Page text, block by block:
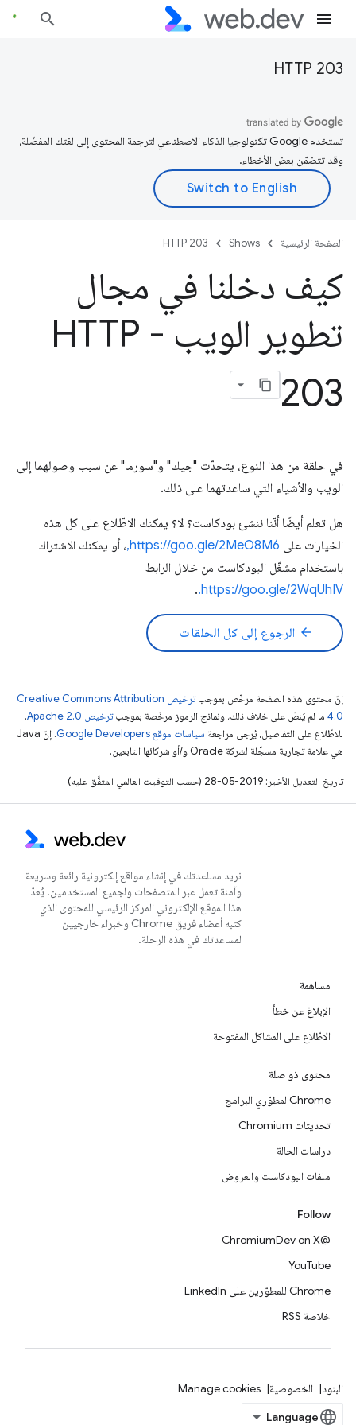
HTTP 203
تستخدم Google تكنولوجيا الذكاء الاصطناعي لترجمة المحتوى إلى لغتك المفضّلة،
وقد تتضمّن بعض الأخطاء.
الصفحة الرئيسية Shows
HTTP 203
كيف دخلنا في مجال
تطوير الويب - HTTP
203
في حلقة من هذا النوع، يتحدّث "جيك" و"سورما" عن سبب وصولهما إلى
الويب والأشياء التي ساعدتهما على ذلك.
هل تعلم أيضًا أنّنا ننشئ بودكاست؟ لا؟ يمكنك الاطّلاع على كل هذه
الخيارات على https://goo.gle/2MeO8M6, ، أو يمكنك الاشتراك
باستخدام مشغّل البودكاست من خلال الرابط
https://goo.gle/2WqUhIV.
.
arrow_back الرجوع إلى كل الحلقات
إنّ محتوى هذه الصفحة مرخّص بموجب
ترخيص Creative Commons Attribution
4.0‏ ما لم يُنصّ على خلاف ذلك، ونماذج الرموز مرخّصة بموجبترخيص Apache 2.0‏
.
للاطّلاع على التفاصيل، يُرجى مراجعة سياسات موقع Google Developers‏
. إنّ Java
هي علامة تجارية مسجَّلة لشركة Oracle و/أو شركائها التابعين.
تاريخ التعديل الأخير: 2019-05-28 (حسب التوقيت العالمي المتفَّق عليه)
نريد مساعدتك في إنشاء مواقع إلكترونية رائعة وسريعة
وآمنة تعمل عبر المتصفحات ولجميع المستخدمين. يُعدّ
هذا الموقع الإلكتروني المركز الرئيسي للمحتوى الذي
كتبه أعضاء فريق Chrome وخبراء خارجيين
لمساعدتك في هذه الرحلة.
مساهمة
الإبلاغ عن خطأ
الاطّلاع على المشاكل المفتوحة
محتوى ذو صلة
Chrome لمطوّري البرامج
تحديثات Chromium
دراسات الحالة
ملفات البودكاست والعروض
Follow
@ChromiumDev on X
YouTube
Chrome للمطوّرين على LinkedIn
خلاصة RSS
البنود الخصوصية Manage cookies